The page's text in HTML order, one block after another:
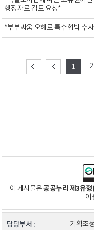
행정자료 검토 요청*
*부부싸움 오해로 특수협박 수
1 2
이 게시물은공공누리 제3유
이
담당부서 : 기획조